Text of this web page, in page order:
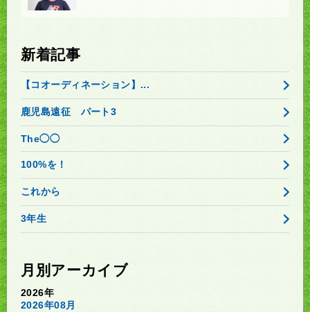
新着記事
【コオーディネーション】...
鹿児島遠征 パート3
The◯◯
100%を！
これから
3年生
月別アーカイブ
2026年
2026年08月